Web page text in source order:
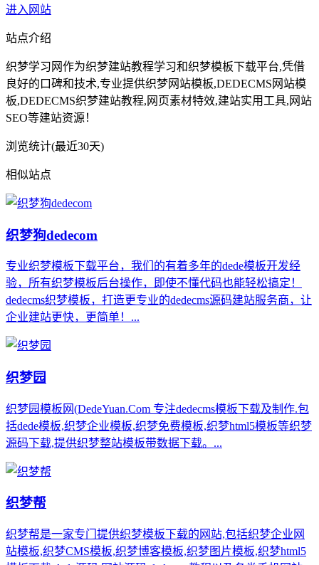
进入网站
站点介绍
织梦学习网作为织梦建站教程学习和织梦模板下载平台,凭借
良好的口碑和技术,专业提供织梦网站模板,DEDECMS网站模
板,DEDECMS织梦建站教程,网页素材特效,建站实用工具,网站
SEO等建站资源！
浏览统计(最近30天)
相似站点
织梦狗dedecom
专业织梦模板下载平台，我们的有着多年的dede模板开发经
验，所有织梦模板后台操作，即使不懂代码也能轻松搞定！
dedecms织梦模板，打造更专业的dedecms源码建站服务商，让
企业建站更快，更简单！...
织梦园
织梦园模板网(DedeYuan.Com 专注dedecms模板下载及制作.包
括dede模板,织梦企业模板,织梦免费模板,织梦html5模板等织梦
源码下载,提供织梦整站模板带数据下载。...
织梦帮
织梦帮是一家专门提供织梦模板下载的网站,包括织梦企业网
站模板,织梦CMS模板,织梦博客模板,织梦图片模板,织梦html5